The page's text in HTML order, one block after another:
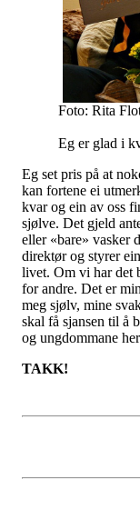
Foto: Rita
Eg er glad i
Eg set pris på at
kan fortene ei
kvar og ein av oss
sjølve. Det gjeld
eller «bare» vasker
direktør og styrer
livet. Om vi har det
for andre. Det er
meg sjølv, mine
skal få sjansen til å
og ungdommane
TAKK!